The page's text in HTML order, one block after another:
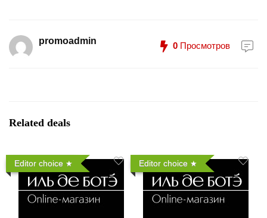
promoadmin 0 Просмотров
Related deals
Editor choice Editor choice